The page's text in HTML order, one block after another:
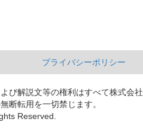
プライバシーポリシー
び解説文等の権利はすべて株式会
断転用を一切禁じます。
Reserved.